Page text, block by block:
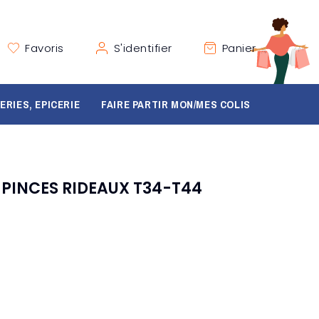
S'identifier
Favoris Panier
EPICERIE FAIRE PARTIR MON/MES COLIS
RIDEAUX T34-T44